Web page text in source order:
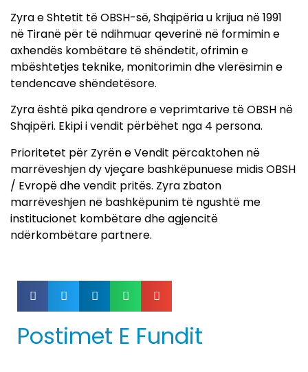
Zyra e Shtetit të OBSH-së, Shqipëria u krijua në 1991
në Tiranë për të ndihmuar qeverinë në formimin e
axhendës kombëtare të shëndetit, ofrimin e
mbështetjes teknike, monitorimin dhe vlerësimin e
tendencave shëndetësore.
Zyra është pika qendrore e veprimtarive të OBSH në
Shqipëri. Ekipi i vendit përbëhet nga 4 persona.
Prioritetet për Zyrën e Vendit përcaktohen në
marrëveshjen dy vjeçare bashkëpunuese midis OBSH
/ Evropë dhe vendit pritës. Zyra zbaton
marrëveshjen në bashkëpunim të ngushtë me
institucionet kombëtare dhe agjencitë
ndërkombëtare partnere.
Postimet E Fundit